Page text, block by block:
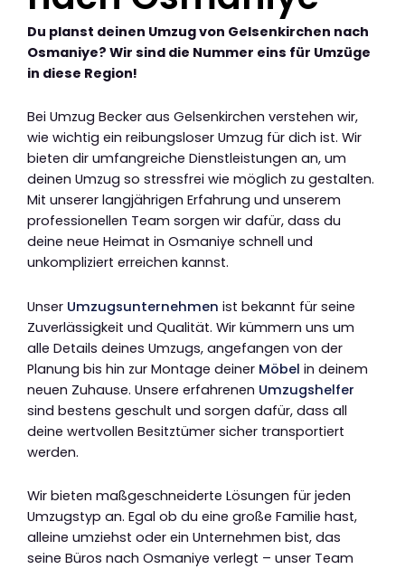
Du planst deinen Umzug von Gelsenkirchen nach
Osmaniye? Wir sind die Nummer eins für Umzüge
in diese Region!
Bei Umzug Becker aus Gelsenkirchen verstehen wir,
wie wichtig ein reibungsloser Umzug für dich ist. Wir
bieten dir umfangreiche Dienstleistungen an, um
deinen Umzug so stressfrei wie möglich zu gestalten.
Mit unserer langjährigen Erfahrung und unserem
professionellen Team sorgen wir dafür, dass du
deine neue Heimat in Osmaniye schnell und
unkompliziert erreichen kannst.
Unser Umzugsunternehmen ist bekannt für seine
Zuverlässigkeit und Qualität. Wir kümmern uns um
alle Details deines Umzugs, angefangen von der
Planung bis hin zur Montage deiner Möbel in deinem
neuen Zuhause. Unsere erfahrenen Umzugshelfer
sind bestens geschult und sorgen dafür, dass all
deine wertvollen Besitztümer sicher transportiert
werden.
Wir bieten maßgeschneiderte Lösungen für jeden
Umzugstyp an. Egal ob du eine große Familie hast,
alleine umziehst oder ein Unternehmen bist, das
seine Büros nach Osmaniye verlegt – unser Team